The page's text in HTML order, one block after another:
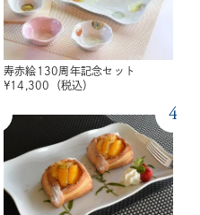
寿赤絵130周年記念セット
¥14,300 （税込）
4